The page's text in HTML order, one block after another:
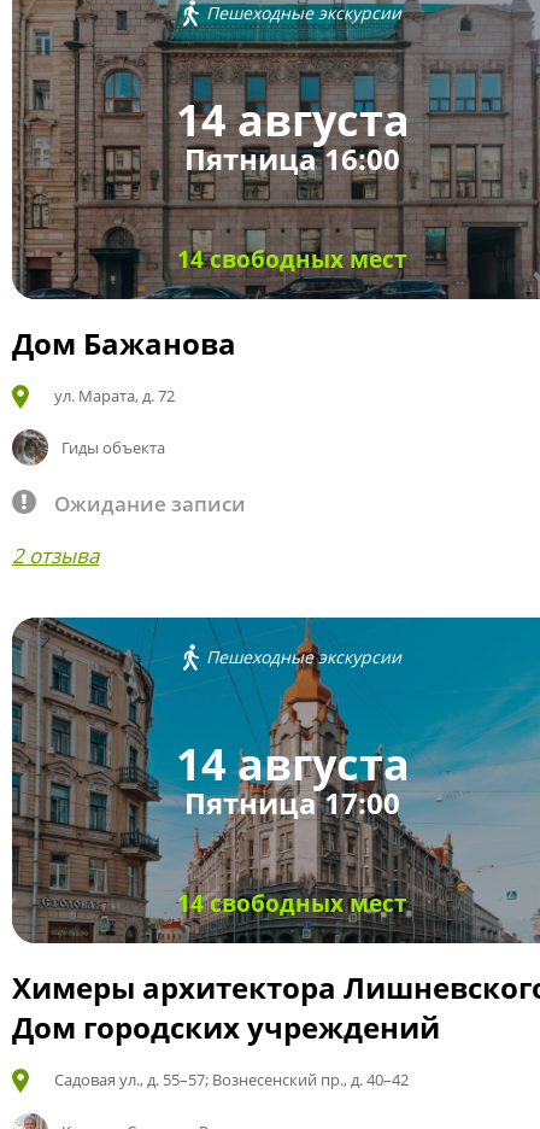
Пешеходные экскурсии
14 августа
Пятница 16:00
14 свободных мест
Дом Бажанова
ул. Марата, д. 72
Гиды объекта
Ожидание записи
2 отзыва
Пешеходные экскурсии
14 августа
Пятница 17:00
14 свободных мест
Химеры архитектора
Дом городских учреждений
Садовая ул., д. 55–57; Вознесенский пр., д. 40–42